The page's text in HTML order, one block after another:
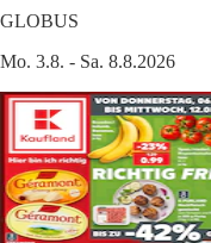
GLOBUS
Mo. 3.8. - Sa. 8.8.2026